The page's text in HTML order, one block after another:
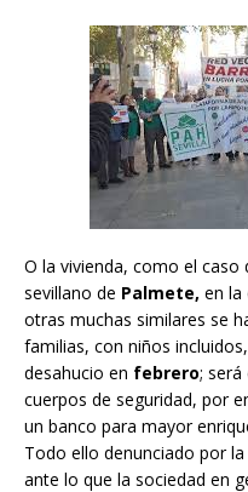
O la vivienda, como el caso
sevillano de Palmete, en la
otras muchas similares se
familias, con niños
desahucio en febrero;
cuerpos de seguridad, por
un banco para mayor
Todo ello denunciado por la
ante lo que la sociedad en